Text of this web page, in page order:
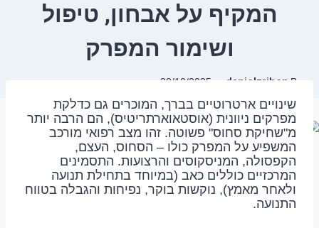
המקיף על אבחון, טיפול
ושימור המפרק
By
danielzrihen
28/10/2025
שינויים ארטרוטיים בברך, המוכרים גם כדלקת
מפרקים ניוונית (אוסטאוארתריטיס), הם הרבה יותר
מ"שחיקת סחוס" פשוטה. זהו מצב רפואי מורכב
המשפיע על המפרק כולו – הסחוס, העצם,
הקפסולה, המניסקוסים והרצועות. התסמינים
המרכזיים כוללים כאב (במיוחד בתחילת תנועה
ולאחר מאמץ), נוקשות בוקר, נפיחות והגבלה בטווח
התנועה.